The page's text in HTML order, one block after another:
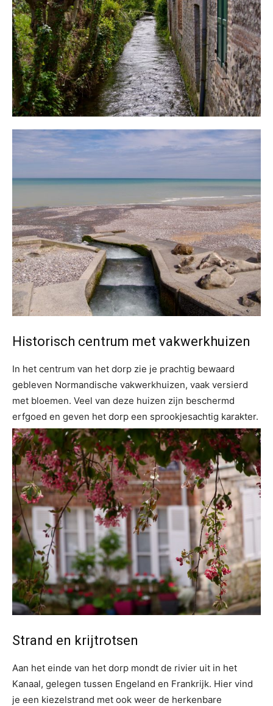
Historisch centrum met vakwerkhuizen
In het centrum van het dorp zie je prachtig bewaard
gebleven Normandische vakwerkhuizen, vaak versierd
met bloemen. Veel van deze huizen zijn beschermd
erfgoed en geven het dorp een sprookjesachtig karakter.
Strand en krijtrotsen
Aan het einde van het dorp mondt de rivier uit in het
Kanaal, gelegen tussen Engeland en Frankrijk. Hier vind
je een kiezelstrand met ook weer de herkenbare